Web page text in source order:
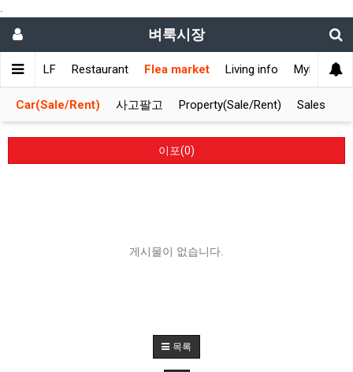
.
벼룩시장
GOLF Restaurant Flea market Living info
Car(Sale/Rent) 사고팔고 Property(Sale/Rent) Sales
이포(0)
게시물이 없습니다.
목록